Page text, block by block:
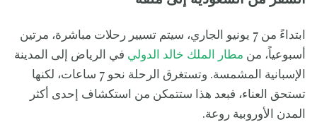
ابتداءً من 7 يونيو الجاري، سيتم تسيير رحلات مباشرة، مرتين
أسبوعياً، من مطار الملك خالد الدولي في الرياض إلى المدينة
الإسبانية المشمسة. وتستغرق الرحلة نحو 7 ساعات، لكنها
تستحق العناء، فبعد هذا ستتمكن من استكشاف إحدى أكثر
المدن الأوروبية روعة.